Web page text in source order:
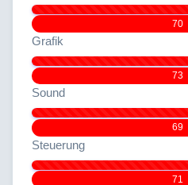
70
Grafik
73
Sound
69
Steuerung
71